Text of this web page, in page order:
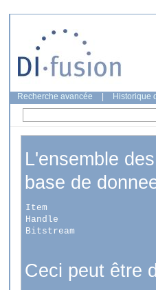
Recherche avancée Historique
L'ensemble
base de
Item
Handle
Bitstream
Ceci peut être